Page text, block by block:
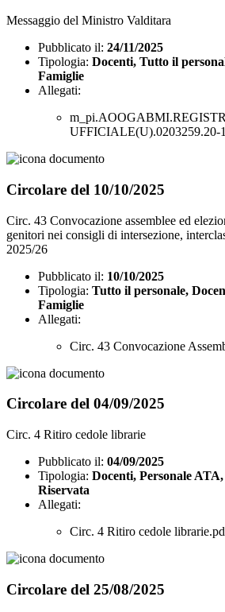
Messaggio del Ministro Valditara
Pubblicato il: 24/11/2025
Tipologia: Docenti, Tutto il
Famiglie
Allegati:
UFFICIALE(U).0203259.20-
Circolare del 10/10/2025
Circ. 43 Convocazione assemblee ed
genitori nei consigli di intersezione,
2025/26
Pubblicato il: 10/10/2025
Tipologia: Tutto il personale,
Famiglie
Allegati:
Circ. 43 Convocazione
Circolare del 04/09/2025
Circ. 4 Ritiro cedole librarie
Pubblicato il: 04/09/2025
Tipologia: Docenti, Personale
Riservata
Allegati:
Circ. 4 Ritiro cedole
Circolare del 25/08/2025